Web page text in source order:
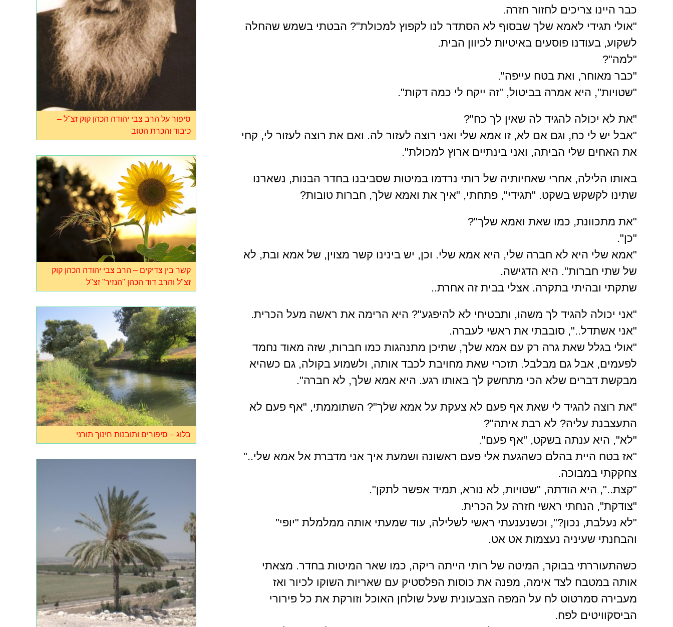
כבר היינו צריכים לחזור חזרה.
"אולי תגידי לאמא שלך שבסוף לא הסתדר לנו לקפוץ למכולת"? הבטתי בשמש שהחלה
לשקוע, בעודנו פוסעים באיטיות לכיוון הבית.
"למה"?
"כבר מאוחר, ואת בטח עייפה".
"שטויות", היא אמרה בביטול, "זה ייקח לי כמה דקות".
"את לא יכולה להגיד לה שאין לך כח"?
"אבל יש לי כח, וגם אם לא, זו אמא שלי ואני רוצה לעזור לה. ואם את רוצה לעזור לי, קחי
את האחים שלי הביתה, ואני בינתיים ארוץ למכולת".
באותו הלילה, אחרי שאחיותיה של רותי נרדמו במיטות שסביבנו בחדר הבנות, נשארנו
שתינו לקשקש בשקט. "תגידי", פתחתי, "איך את ואמא שלך, חברות טובות?
"את מתכוונת, כמו שאת ואמא שלך"?
"כן".
"אמא שלי היא לא חברה שלי, היא אמא שלי. וכן, יש בינינו קשר מצוין, של אמא ובת, לא
של שתי חברות". היא הדגישה.
שתקתי ובהיתי בתקרה. אצלי בבית זה אחרת..
"אני יכולה להגיד לך משהו, ותבטיחי לא להיפגע"? היא הרימה את ראשה מעל הכרית.
"אני אשתדל..", סובבתי את ראשי לעברה.
"אולי בגלל שאת גרה רק עם אמא שלך, שתיכן מתנהגות כמו חברות, שזה מאוד נחמד
לפעמים, אבל גם מבלבל. תזכרי שאת מחויבת לכבד אותה, ולשמוע בקולה, גם כשהיא
מבקשת דברים שלא הכי מתחשק לך באותו רגע. היא אמא שלך, לא חברה".
"את רוצה להגיד לי שאת אף פעם לא צעקת על אמא שלך"? השתוממתי, "אף פעם לא
התעצבנת עליה? לא רבת איתה"?
"לא", היא ענתה בשקט, "אף פעם".
"אז בטח היית בהלם כשהגעת אלי פעם ראשונה ושמעת איך אני מדברת אל אמא שלי.."
צחקקתי במבוכה.
"קצת..", היא הודתה, "שטויות, לא נורא, תמיד אפשר לתקן".
"צודקת", הנחתי ראשי חזרה על הכרית.
"לא נעלבת, נכון?", וכשנענעתי ראשי לשלילה, עוד שמעתי אותה ממלמלת "יופי"
והבחנתי שעיניה נעצמות אט אט.
כשהתעוררתי בבוקר, המיטה של רותי הייתה ריקה, כמו שאר המיטות בחדר. מצאתי
אותה במטבח לצד אימה, מפנה את כוסות הפלסטיק עם שאריות השוקו לכיור ואז
מעבירה סמרטוט לח על המפה הצבעונית שעל שולחן האוכל וזורקת את כל פירורי
הביסקוויטים לפח.
סיפור על הרב צבי יהודה הכהן קוק זצ"ל –
כיבוד והכרת הטוב
קשר בין צדיקים – הרב צבי יהודה הכהן קוק
זצ"ל והרב דוד הכהן "הנזיר" זצ"ל
בלוג – סיפורים ותובנות חינוך תורני